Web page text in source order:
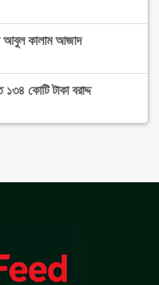
আবুল কালাম আজাদ
কোটি টাকা বরাদ্দ